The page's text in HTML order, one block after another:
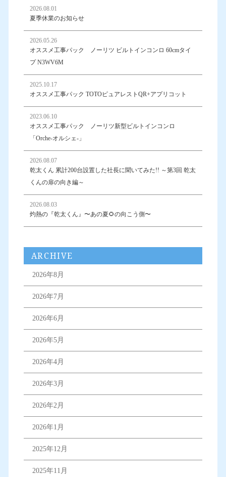
2026.08.01
夏季休業のお知らせ
2026.05.26
オススメ工事パック ノーリツ ビルトインコンロ 60cmタイ
プ N3WV6M
2025.10.17
オススメ工事パック TOTOピュアレストQR+アプリコット
2023.06.10
オススメ工事パック ノーリツ新型ビルトインコンロ
「Orche-オルシェ-」
2026.08.07
乾太くん 累計200台設置した社長に聞いてみた!! ～第3回 乾太
くんの扉の向き編～
2026.08.03
灼熱の『乾太くん』〜あの夏🌻の向こう側〜
ARCHIVE
2026年8月
2026年7月
2026年6月
2026年5月
2026年4月
2026年3月
2026年2月
2026年1月
2025年12月
2025年11月